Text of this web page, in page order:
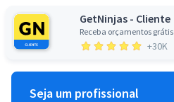
GetNinjas - Cliente
Receba orçamentos grátis
+30K
Seja um profissional